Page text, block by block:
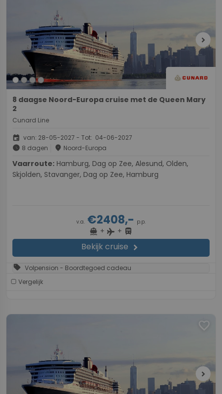
chevron_right
8 daagse Noord-Europa cruise met de Queen Mary
2
Cunard Line
event van: 28-05-2027 - Tot: 04-06-2027
schedule 8 dagen place Noord-Europa
Vaarroute:
Skjolden, Stavanger, Dag op Zee, Hamburg
v.a. €2408,- p.p.
directions_boat + flight + directions_bus
Bekijk cruise chevron_right
sell Volpension - Boordtegoed cadeau
Vergelijk
favorite
chevron_right